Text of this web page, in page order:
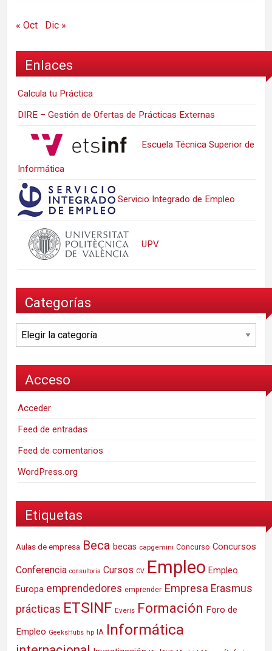
« Oct Dic »
Enlaces
Calcula tu Práctica
DIRE – Gestión de Ofertas de Prácticas Externas
Escuela Técnica Superior de
Informática
Servicio Integrado de Empleo
UPV
Categorías
Categorías
Acceso
Acceder
Feed de entradas
Feed de comentarios
WordPress.org
Etiquetas
Aulas de empresa Beca becas capgemini Concurso Concursos
Conferencia consultoria Cursos CV Empleo Empleo
Europa emprendedores emprender Empresa Erasmus
prácticas ETSINF Everis Formación Foro de
Empleo GeeksHubs hp IA Informática